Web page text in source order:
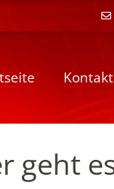
Kontakt
geht